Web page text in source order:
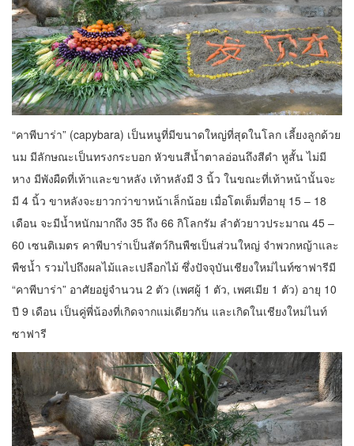
“คาพีบาร่า” (capybara) เป็นหนูที่มีขนาดใหญ่ที่สุดในโลก เลี้ยงลูกด้วย
นม มีลักษณะเป็นทรงกระบอก หัวขนสีน้ำตาลอ่อนถึงสีดำ หูสั้น ไม่มี
หาง มีพังผืดที่เท้าและขาหลัง เท้าหลังมี 3 นิ้ว ในขณะที่เท้าหน้านั้นจะ
มี 4 นิ้ว ขาหลังจะยาวกว่าขาหน้าเล็กน้อย เมื่อโตเต็มที่อายุ 15 – 18
เดือน จะมีน้ำหนักมากถึง 35 ถึง 66 กิโลกรัม ลำตัวยาวประมาณ 45 –
60 เซนติเมตร คาพีบาร่าเป็นสัตว์กินพืชเป็นส่วนใหญ่ จำพวกหญ้าและ
พืชน้ำ รวมไปถึงผลไม้และเปลือกไม้ ซึ่งปัจจุบันเชียงใหม่ไนท์ซาฟารีมี
“คาพีบาร่า” อาศัยอยู่จำนวน 2 ตัว (เพศผู้ 1 ตัว, เพศเมีย 1 ตัว) อายุ 10
ปี 9 เดือน เป็นคู่พี่น้องที่เกิดจากแม่เดียวกัน และเกิดในเชียงใหม่ไนท์
ซาฟารี